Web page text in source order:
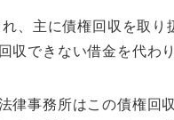
、主に債権回収を取
収できない借金を代わ
律事務所はこの債権回